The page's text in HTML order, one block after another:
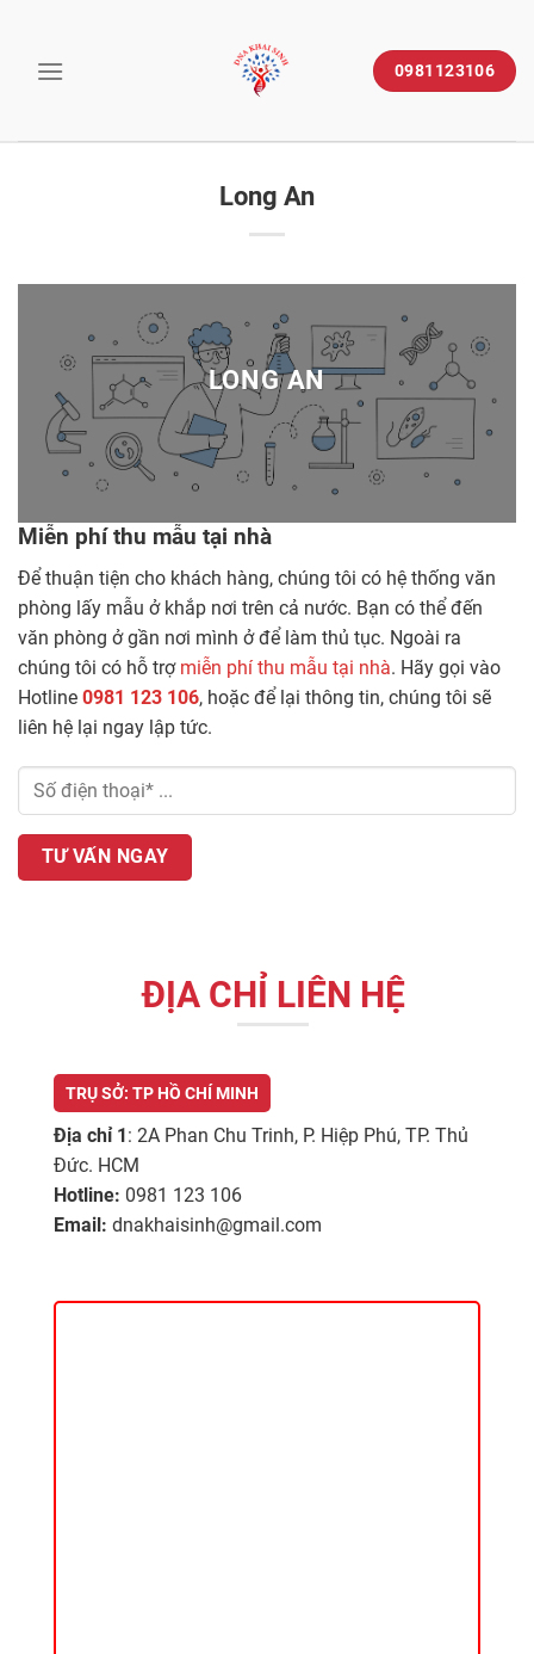
content
0981123106
Long An
LONG AN
Miễn phí thu mẫu tại nhà
Để thuận tiện cho khách hàng, chúng tôi có hệ thống văn
phòng lấy mẫu ở khắp nơi trên cả nước. Bạn có thể đến
văn phòng ở gần nơi mình ở để làm thủ tục. Ngoài ra
chúng tôi có hỗ trợ miễn phí thu mẫu tại nhà. Hãy gọi vào
Hotline 0981 123 106, hoặc để lại thông tin, chúng tôi sẽ
liên hệ lại ngay lập tức.
ĐỊA CHỈ LIÊN HỆ
TRỤ SỞ: TP HỒ CHÍ MINH
Địa chỉ 1: 2A Phan Chu Trinh, P. Hiệp Phú, TP. Thủ
Đức. HCM
Hotline: 0981 123 106
Email: dnakhaisinh@gmail.com